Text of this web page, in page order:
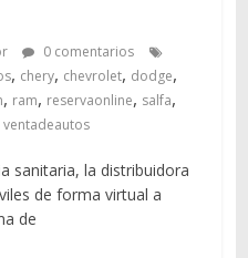
0 comentarios
, chery, chevrolet, dodge,
, ram, reservaonline, salfa,
ventadeautos
sanitaria, la distribuidora
de forma virtual a
de